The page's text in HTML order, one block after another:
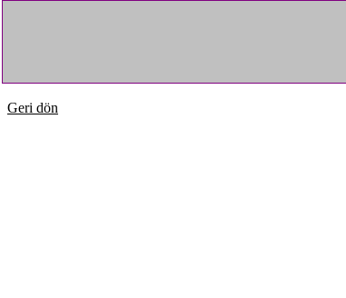
Geri dön